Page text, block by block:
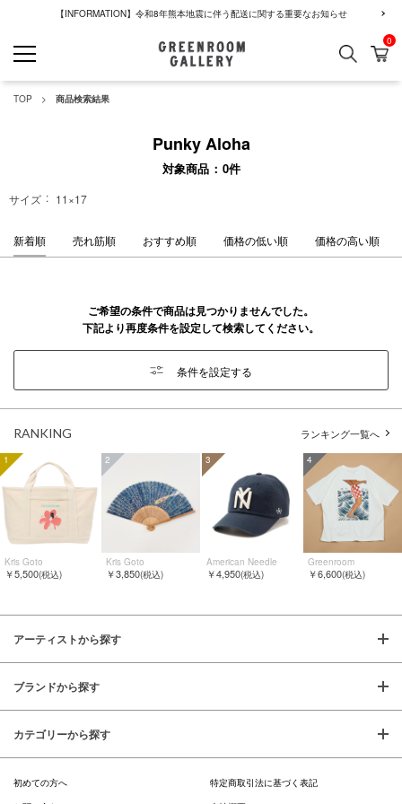
【INFORMATION】令和8年熊本地震に伴う配送に関する重要なお知らせ
検索 カ
0
TOP 商品検索結果
Punky Aloha
対象商品 0件
サイズ 11×17
新着順 売れ筋順 おすすめ順 価格の低い順 価格の高い順
ご希望の条件で商品は見つかりませんでした。
下記より再度条件を設定して検索してください。
条件を設定する
RANKING ランキング一覧へ
1
Kris Goto
￥5,500(税込)
2
Kris Goto
￥3,850(税込)
3
American Needle
￥4,950(税込)
4
Greenroom
￥6,600(税込)
アーティストから探す
ブランドから探す
カテゴリーから探す
初めての方へ
特定商取引法に基づく表記